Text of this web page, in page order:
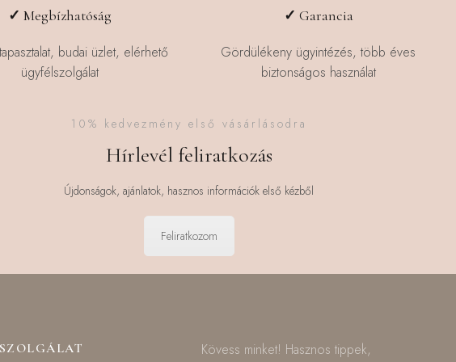
a
termékoldalon
választhatók
ki
✓Megbízhatóság
budai üzlet, elérhető
ügyfélszolgálat
✓ Garancia
Gördülékeny ügyintézés, több éves
biztonságos használat
10% kedvezmény első vásárlásodra
Hírlevél feliratkozás
Újdonságok, ajánlatok, hasznos információk első kézből
Feliratkozom
Kövess minket! Hasznos tippek,